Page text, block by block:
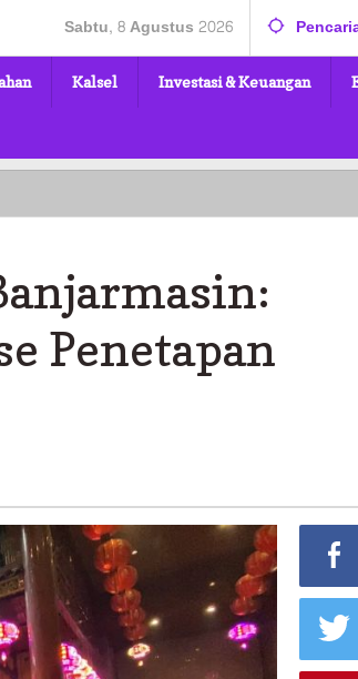
Sabtu, 8 Agustus 2026
Kalsel Investasi & Keuangan
Penetapan